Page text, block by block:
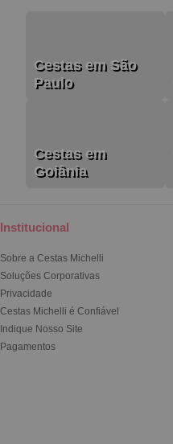
Cestas em São
Paulo
Cestas em
Goiânia
Institucional
Sobre a Cestas Michelli
Soluções Corporativas
Privacidade
Cestas Michelli é Confiável
Indique Nosso Site
Pagamentos